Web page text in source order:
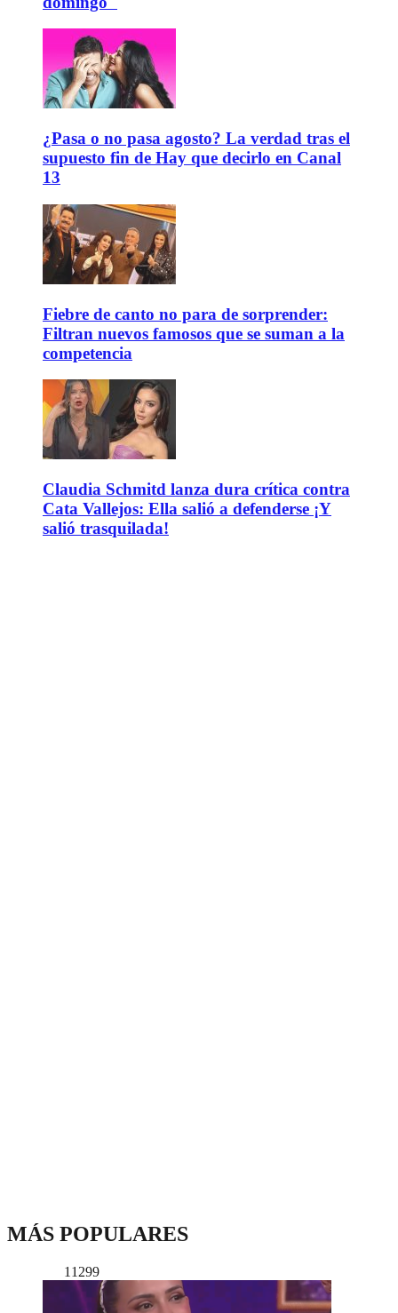
¿Pasa o no pasa agosto? La verdad tras el
supuesto fin de Hay que decirlo en Canal
13
Fiebre de canto no para de sorprender:
Filtran nuevos famosos que se suman a la
competencia
Claudia Schmitd lanza dura crítica contra
Cata Vallejos: Ella salió a defenderse ¡Y
salió trasquilada!
MÁS POPULARES
11299